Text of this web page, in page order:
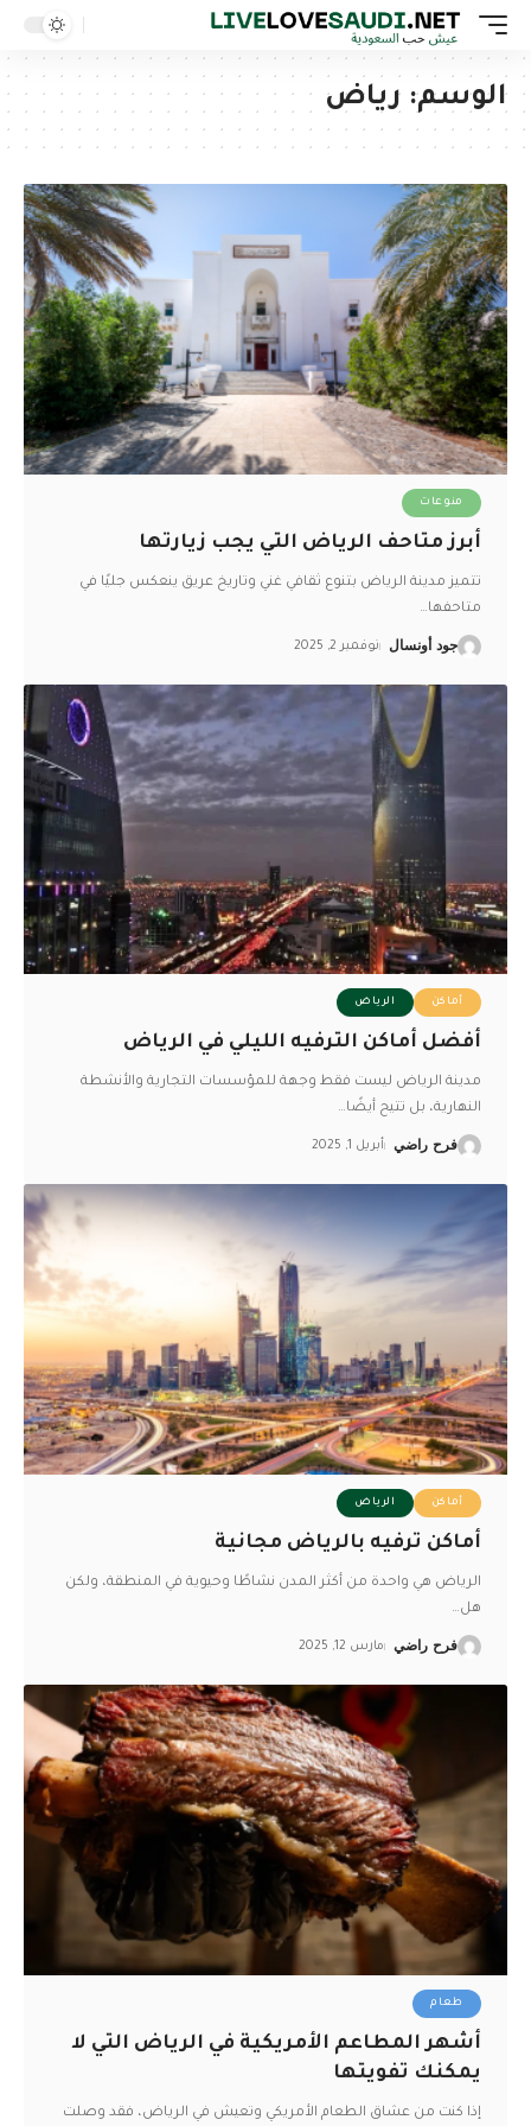
الوسم: رياض
منوعات
أبرز متاحف الرياض التي يجب زيارتها
تتميز مدينة الرياض بتنوع ثقافي غني وتاريخ عريق ينعكس جليًا في
متاحفها…
جود أونسال نوفمبر 2, 2025
أماكن الرياض
أفضل أماكن الترفيه الليلي في الرياض
مدينة الرياض ليست فقط وجهة للمؤسسات التجارية والأنشطة
النهارية، بل تتيح أيضًا…
فرح راضي أبريل 1, 2025
أماكن الرياض
أماكن ترفيه بالرياض مجانية
الرياض هي واحدة من أكثر المدن نشاطًا وحيوية في المنطقة، ولكن
هل…
فرح راضي مارس 12, 2025
طعام
أشهر المطاعم الأمريكية في الرياض التي لا
يمكنك تفويتها
إذا كنت من عشاق الطعام الأمريكي وتعيش في الرياض، فقد وصلت